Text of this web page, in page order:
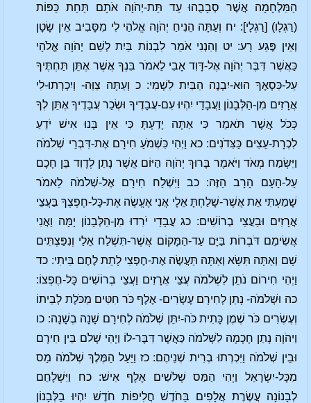
הַמִּלְחָמָה אֲשֶׁר סְבָבֻהוּ עַד תֵּת-יְהֹוָה אֹתָם תַּחַת כַּפּוֹת
(רַגְלָו) [רַגְלָי]: יח וְעַתָּה הֵנִיחַ יְהֹוָה אֱלֹהַי לִי מִסָּבִיב אֵין שָׂטָן
וְאֵין פֶּגַע רָע: יט וְהִנְנִי אֹמֵר לִבְנוֹת בַּיִת לְשֵׁם יְהֹוָה אֱלֹהָי
כַּאֲשֶׁר דִּבֶּר יְהֹוָה אֶל-דָּוִד אָבִי לֵאמֹר בִּנְךָ אֲשֶׁר אֶתֵּן תַּחְתֶּיךָ
עַל-כִּסְאֶךָ הוּא-יִבְנֶה הַבַּיִת לִשְׁמִי: כ וְעַתָּה צַוֵּה- וְיִכְרְתוּ-לִי
אֲרָזִים מִן-הַלְּבָנוֹן וַעֲבָדַי יִהְיוּ עִם-עֲבָדֶיךָ וּשְׂכַר עֲבָדֶיךָ אֶתֵּן לְךָ
כְּכֹל אֲשֶׁר תֹּאמֵר כִּי אַתָּה יָדַעְתָּ כִּי אֵין בָּנוּ אִישׁ יֹדֵעַ
לִכְרָת-עֵצִים כַּצִּדֹנִים: כא וַיְהִי כִּשְׁמֹעַ חִירָם אֶת-דִּבְרֵי שְׁלֹמֹה
וַיִּשְׂמַח מְאֹד וַיֹּאמֶר בָּרוּךְ יְהֹוָה הַיּוֹם אֲשֶׁר נָתַן לְדָוִד בֵּן חָכָם
עַל-הָעָם הָרָב הַזֶּה: כב וַיִּשְׁלַח חִירָם אֶל-שְׁלֹמֹה לֵאמֹר
שָׁמַעְתִּי אֵת אֲשֶׁר-שָׁלַחְתָּ אֵלָי אֲנִי אֶעֱשֶׂה אֶת-כָּל-חֶפְצְךָ בַּעֲצֵי
אֲרָזִים וּבַעֲצֵי בְרוֹשִׁים: כג עֲבָדַי יֹרִדוּ מִן-הַלְּבָנוֹן יָמָּה וַאֲנִי
אֲשִׂימֵם דֹּבְרוֹת בַּיָּם עַד-הַמָּקוֹם אֲשֶׁר-תִּשְׁלַח אֵלַי וְנִפַּצְתִּים
שָׁם וְאַתָּה תִּשָּׂא וְאַתָּה תַּעֲשֶׂה אֶת-חֶפְצִי לָתֵת לֶחֶם בֵּיתִי: כד
וַיְהִי חִירוֹם נֹתֵן לִשְׁלֹמֹה עֲצֵי אֲרָזִים וַעֲצֵי בְרוֹשִׁים כָּל-חֶפְצוֹ:
כה וּשְׁלֹמֹה- נָתַן לְחִירָם עֶשְׂרִים- אֶלֶף כֹּר חִטִּים מַכֹּלֶת לְבֵיתוֹ
וְעֶשְׂרִים כֹּר שֶׁמֶן כָּתִית כֹּה-יִתֵּן שְׁלֹמֹה לְחִירָם שָׁנָה בְשָׁנָה: כו
וַיהֹוָה נָתַן חָכְמָה לִשְׁלֹמֹה כַּאֲשֶׁר דִּבֶּר-לוֹ וַיְהִי שָׁלֹם בֵּין חִירָם
וּבֵין שְׁלֹמֹה וַיִּכְרְתוּ בְרִית שְׁנֵיהֶם: כז וַיַּעַל הַמֶּלֶךְ שְׁלֹמֹה מַס
מִכָּל-יִשְׂרָאֵל וַיְהִי הַמַּס שְׁלֹשִׁים אֶלֶף אִישׁ: כח וַיִּשְׁלָחֵם
לְבָנוֹנָה עֲשֶׂרֶת אֲלָפִים בַּחֹדֶשׁ חֲלִיפוֹת חֹדֶשׁ יִהְיוּ בַלְּבָנוֹן